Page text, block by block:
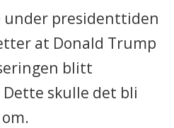
under presidenttiden
at Donald Trump
blitt
skulle det bli